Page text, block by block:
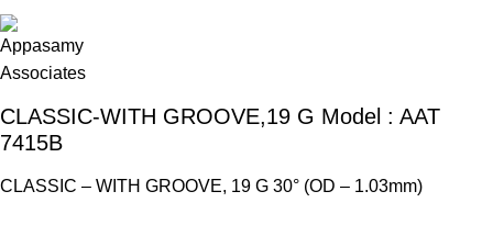
CLASSIC-WITH GROOVE,19 G Model : AAT
7415B
CLASSIC – WITH GROOVE, 19 G 30° (OD – 1.03mm)